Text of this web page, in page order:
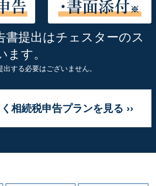
書提出はチェスターのス
ます。
する必要はございません。
相続税申告プランを見る ››